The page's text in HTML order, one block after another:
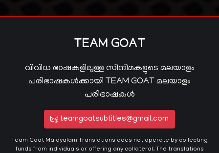
TEAM GOAT
വിവിധ ഭാഷകളിലുള്ള സിനിമകളുടെ മലയാളം
പരിഭാഷകൾക്കായി TEAM GOAT മലയാളം
പരിഭാഷകൾ
teamgoatsubtitles@gmail.com
Team Goat Malayalam Translations does not operate by collecting
funds from individuals or offering any collateral. The translations